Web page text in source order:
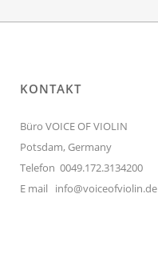
KONTAKT
Büro VOICE OF VIOLIN
Potsdam, Germany
Telefon 0049.172.3134200
E mail info@voiceofviolin.de